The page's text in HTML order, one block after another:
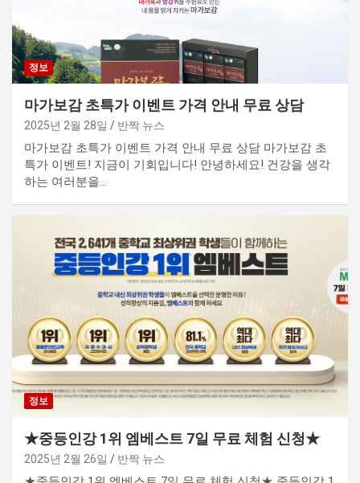
정보
마가보감 초특가 이벤트 가격 안내 무료 상담
2025년 2월 28일 반짝 뉴스
마가보감 초특가 이벤트 가격 안내 무료 상담 마가보감 초
특가 이벤트! 지금이 기회입니다! 안녕하세요! 건강을 생각
하는 여러분을…
정보
★중등인강 1위 엠베스트 7일 무료 체험 신청★
2025년 2월 26일 반짝 뉴스